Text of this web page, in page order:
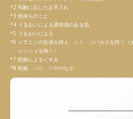
年齢に応じたお手入れ
気持ちのこと
うるおいによる透明感のある肌
うるおいによる
メラニンの生成を抑え、シミ・ソバカスを防ぐ
ォッシュを除く）
乾燥によるくすみ
乾燥、ハリ、ツヤのなさ